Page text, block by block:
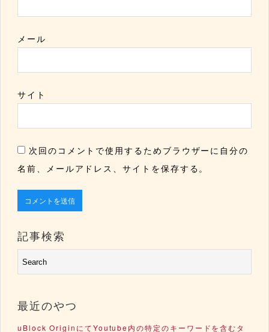
メール
サイト
次回のコメントで使用するためブラウザーに自分の
名前、メールアドレス、サイトを保存する。
記事検索
最近のやつ
uBlock OriginにてYoutube内の特定のキーワードを含むタ